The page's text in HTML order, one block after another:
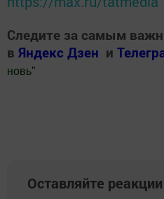
Следите за самым
в Яндекс Дзен и
новь"
Оставляйте реакции